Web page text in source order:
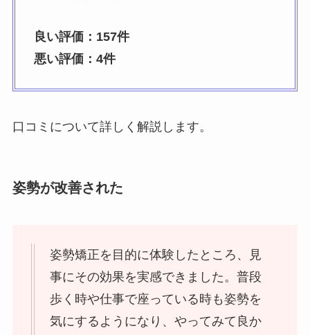
良い評価：157件
悪い評価：4件
口コミについて詳しく解説します。
姿勢が改善された
姿勢矯正を目的に体験したところ、見
事にその効果を実感できました。普段
歩く時や仕事で座っている時も姿勢を
気にするようになり、やってみて良か